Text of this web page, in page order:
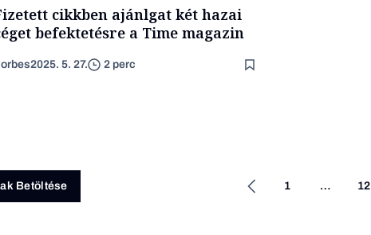
cikkben ajánlgat két hazai
befektetésre a Time magazin
2025. 5. 27. 2 perc
Betöltése 1 … 12